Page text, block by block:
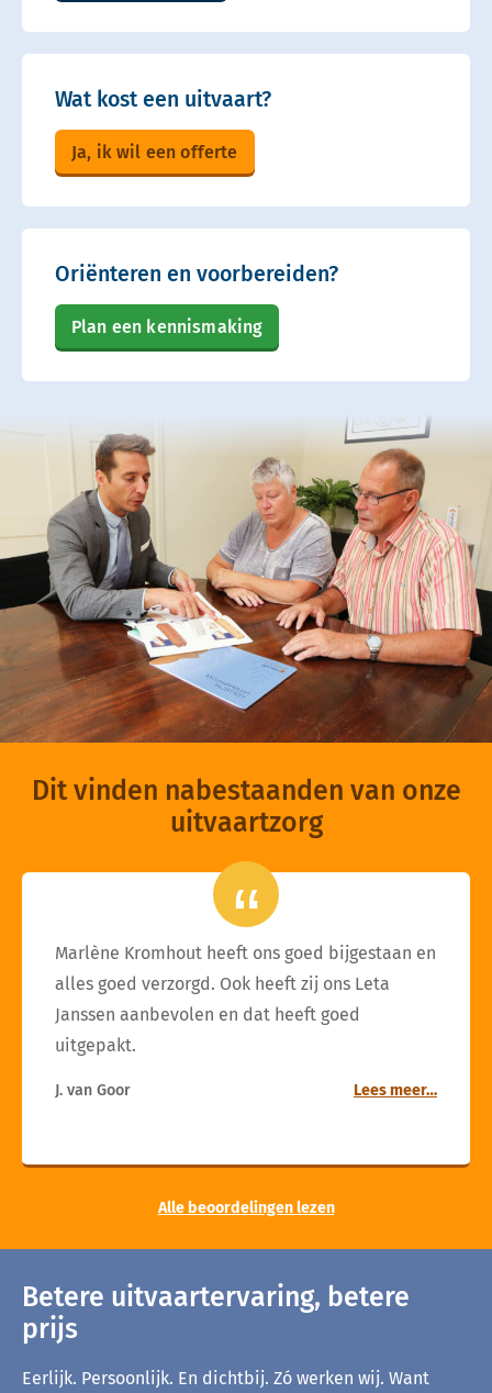
Wat kost een uitvaart?
Ja, ik wil een offerte
Oriënteren en voorbereiden?
Plan een kennismaking
Dit vinden nabestaanden van onze
uitvaartzorg
Marlène Kromhout heeft ons goed bijgestaan en
alles goed verzorgd. Ook heeft zij ons Leta
Janssen aanbevolen en dat heeft goed
uitgepakt.
J. van Goor Lees meer…
Alle beoordelingen lezen
Betere uitvaartervaring, betere
prijs
Eerlijk. Persoonlijk. En dichtbij. Zó werken wij. Want